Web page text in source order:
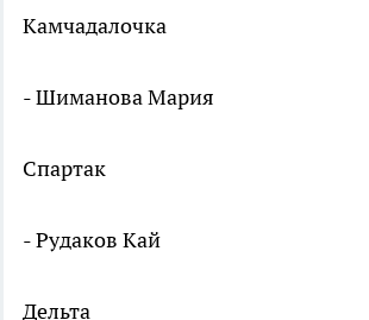
Камчадалочка
- Шиманова Мария
Спартак
- Рудаков Кай
Дельта